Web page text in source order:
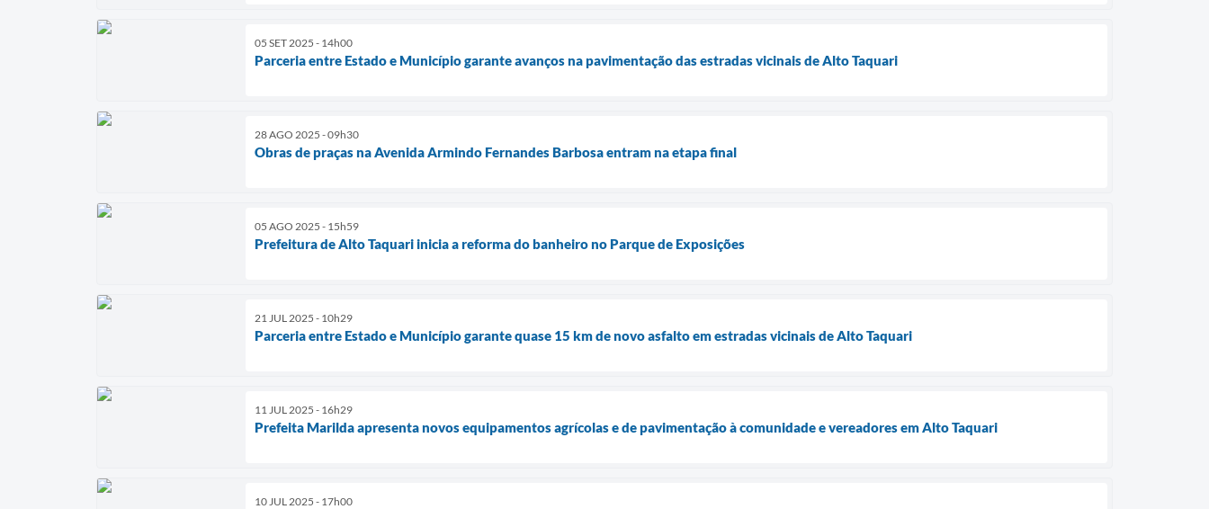
05 SET 2025 - 14h00
Parceria entre Estado e Município garante avanços na pavimentação das estradas vicinais de Alto Taquari
28 AGO 2025 - 09h30
Obras de praças na Avenida Armindo Fernandes Barbosa entram na etapa final
05 AGO 2025 - 15h59
Prefeitura de Alto Taquari inicia a reforma do banheiro no Parque de Exposições
21 JUL 2025 - 10h29
Parceria entre Estado e Município garante quase 15 km de novo asfalto em estradas vicinais de Alto Taquari
11 JUL 2025 - 16h29
Prefeita Marilda apresenta novos equipamentos agrícolas e de pavimentação à comunidade e vereadores em Alto Taquari
10 JUL 2025 - 17h00